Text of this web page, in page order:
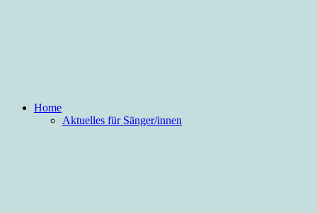
Home
Aktuelles für Sänger/innen